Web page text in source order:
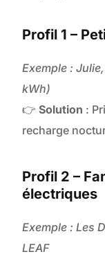
Profil 1 –
Exemple :
kWh)
👉Solution :
recharge
Profil 2 –
électriques
Exemple : Les
LEAF